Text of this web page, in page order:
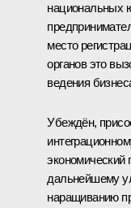
национальных
место
органов это
ведения
Убеждён,
экономический
дальнейшему
наращиванию